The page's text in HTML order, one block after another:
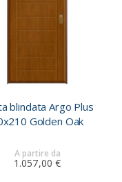
blindata Argo Plus
Golden Oak
A partire da
1.057,00 €